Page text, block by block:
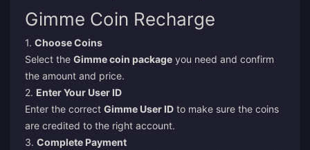
Gimme Coin Recharge
1. Choose Coins
Select the Gimme coin package you need and confirm
the amount and price.
2. Enter Your User ID
Enter the correct Gimme User ID to make sure the coins
are credited to the right account.
3. Complete Payment